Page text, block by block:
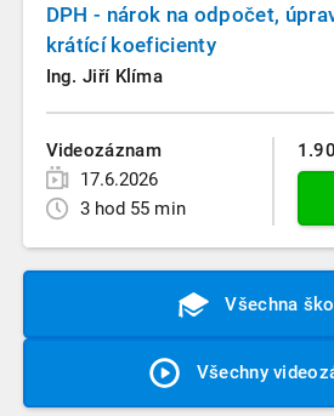
DPH - nárok na odpočet,
krátící koeficienty
Ing. Jiří Klíma
Videozáznam
17.6.2026
3 hod 55 min
Všechna
Všechny